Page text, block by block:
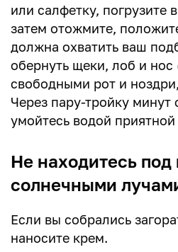
или салфетку, погрузите
затем отожмите,
должна охватить ваш
обернуть щеки, лоб и нос
свободными рот и
Через пару-тройку
умойтесь водой
Не находитесь
солнечными
Если вы собрались
наносите крем.